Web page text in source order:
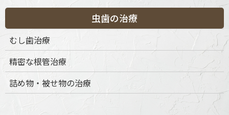
発音や咀嚼、さらには将来的なむし歯や歯周病、顎関節症
のリスクにも関わってくる重要なテーマです。矯正治療
は、その方の口腔内の機能と審美性の両面を改善し、生涯
にわたるお口の健康に大きく寄与します。
私たちは「ただ歯を並べる」のではなく、「どう噛むか」
「どのように調和させるか」にまでこだわり、治療計画を
立てています。
お子さまの矯正治療では、顎の発育を正しく促すことで、
虫歯の治療
むし歯治療
精密な根管治療
詰め物・被せ物の治療